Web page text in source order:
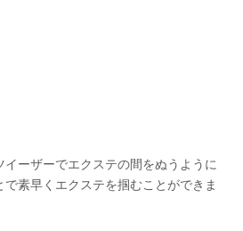
イーザーでエクステの間をぬうように
素早くエクステを掴むことができま